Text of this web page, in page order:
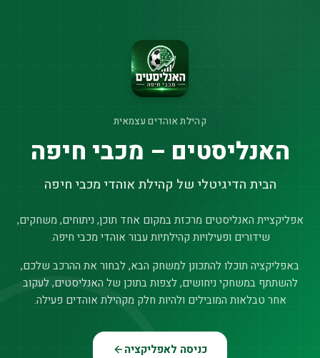
קהילת אוהדים עצמאית
האנליסטים – מכבי חיפה
הבית הדיגיטלי של קהילת אוהדי מכבי חיפה
אפליקציית האנליסטים מרכזת במקום אחד תוכן, ניתוחים, משחקים,
שידורים ופעילויות קהילתיות עבור אוהדי מכבי חיפה.
באפליקציה תוכלו להתכונן למשחק הבא, לבחור את ההרכב שלכם,
להשתתף במשחקי ניחושים, לצפות בתוכן של האנליסטים, לעקוב
אחר טבלאות המובילים ולהיות חלק מקהילת אוהדים פעילה.
כניסה לאפליקציה